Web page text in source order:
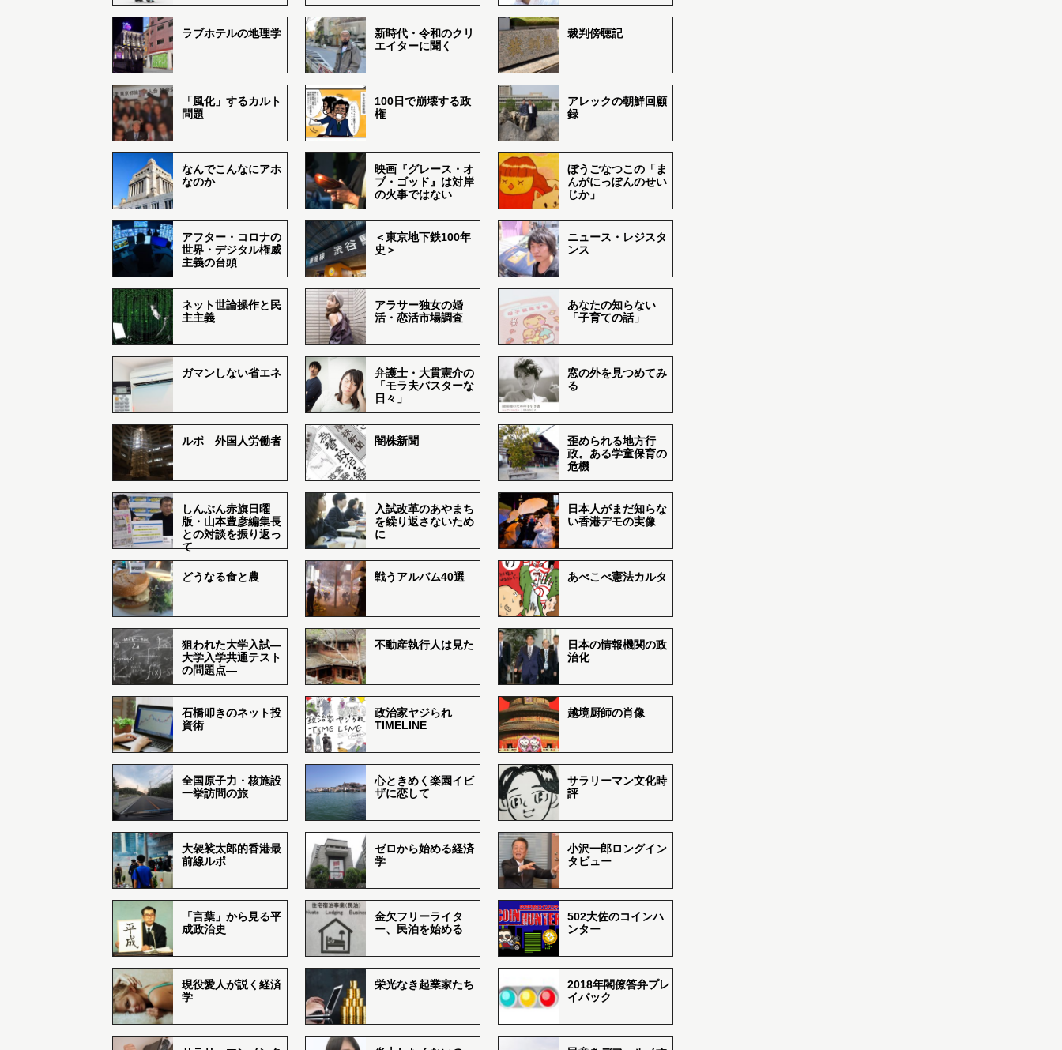
ラブホテルの地理学
新時代・令和のクリ
エイターに聞く
裁判傍聴記
「風化」するカルト
問題
100日で崩壊する政
権
アレックの朝鮮回顧
録
なんでこんなにアホ
なのか
映画『グレース・オ
ブ・ゴッド』は対岸
の火事ではない
ぼうごなつこの「ま
んがにっぽんのせい
じか」
アフター・コロナの
世界・デジタル権威
主義の台頭
＜東京地下鉄100年
史＞
ニュース・レジスタ
ンス
ネット世論操作と民
主主義
アラサー独女の婚
活・恋活市場調査
あなたの知らない
「子育ての話」
ガマンしない省エネ
弁護士・大貫憲介の
「モラ夫バスターな
日々」
窓の外を見つめてみ
る
ルポ 外国人労働者 闇株新聞
歪められる地方行
政。ある学童保育の
危機
しんぶん赤旗日曜
版・山本豊彦編集長
との対談を振り返っ
て
入試改革のあやまち
を繰り返さないため
に
日本人がまだ知らな
い香港デモの実像
どうなる食と農 戦うアルバム40選 あべこべ憲法カルタ
狙われた大学入試―
大学入学共通テスト
の問題点―
不動産執行人は見た
日本の情報機関の政
治化
石橋叩きのネット投
資術
政治家ヤジられ
TIMELINE
越境厨師の肖像
全国原子力・核施設
一挙訪問の旅
心ときめく楽園イビ
ザに恋して
サラリーマン文化時
評
大袈裟太郎的香港最
前線ルポ
ゼロから始める経済
学
小沢一郎ロングイン
タビュー
「言葉」から見る平
成政治史
金欠フリーライタ
ー、民泊を始める
502大佐のコインハ
ンター
現役愛人が説く経済
学
栄光なき起業家たち
2018年閣僚答弁プレ
イバック